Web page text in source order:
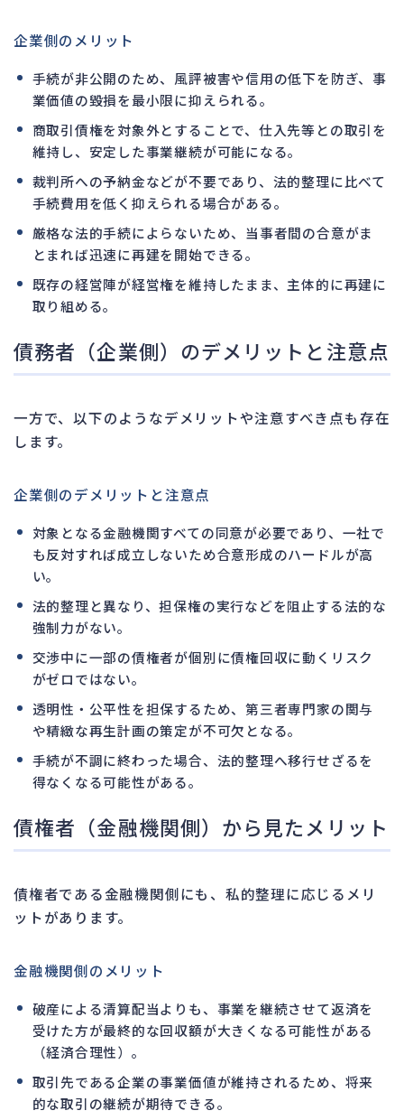
企業側のメリット
手続が非公開のため、風評被害や信用の低下を防ぎ、事
業価値の毀損を最小限に抑えられる。
商取引債権を対象外とすることで、仕入先等との取引を
維持し、安定した事業継続が可能になる。
裁判所への予納金などが不要であり、法的整理に比べて
手続費用を低く抑えられる場合がある。
厳格な法的手続によらないため、当事者間の合意がま
とまれば迅速に再建を開始できる。
既存の経営陣が経営権を維持したまま、主体的に再建に
取り組める。
債務者（企業側）のデメリットと注意点
一方で、以下のようなデメリットや注意すべき点も存在
します。
企業側のデメリットと注意点
対象となる金融機関すべての同意が必要であり、一社で
も反対すれば成立しないため合意形成のハードルが高
い。
法的整理と異なり、担保権の実行などを阻止する法的な
強制力がない。
交渉中に一部の債権者が個別に債権回収に動くリスク
がゼロではない。
透明性・公平性を担保するため、第三者専門家の関与
や精緻な再生計画の策定が不可欠となる。
手続が不調に終わった場合、法的整理へ移行せざるを
得なくなる可能性がある。
債権者（金融機関側）から見たメリット
債権者である金融機関側にも、私的整理に応じるメリ
ットがあります。
金融機関側のメリット
破産による清算配当よりも、事業を継続させて返済を
受けた方が最終的な回収額が大きくなる可能性がある
（経済合理性）。
取引先である企業の事業価値が維持されるため、将来
的な取引の継続が期待できる。